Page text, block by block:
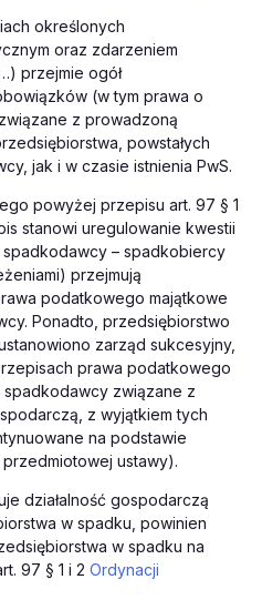
określonych
oraz zdarzeniem
przejmie ogół
(w tym prawa o
z prowadzoną
powstałych
jak i w czasie istnienia PwS.
powyżej przepisu art. 97 § 1
stanowi uregulowanie kwestii
– spadkobiercy
przejmują
podatkowego majątkowe
Ponadto, przedsiębiorstwo
zarząd sukcesyjny,
prawa podatkowego
związane z
z wyjątkiem tych
na podstawie
ustawy).
działalność gospodarczą
w spadku, powinien
w spadku na
97 § 1 i 2 Ordynacji